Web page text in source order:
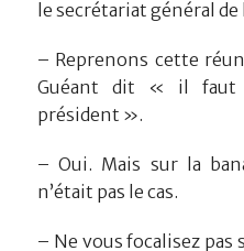
le secrétariat général de
– Reprenons cette
Guéant dit « il faut
président ».
– Oui. Mais sur la
n’était pas le cas.
– Ne vous focalisez